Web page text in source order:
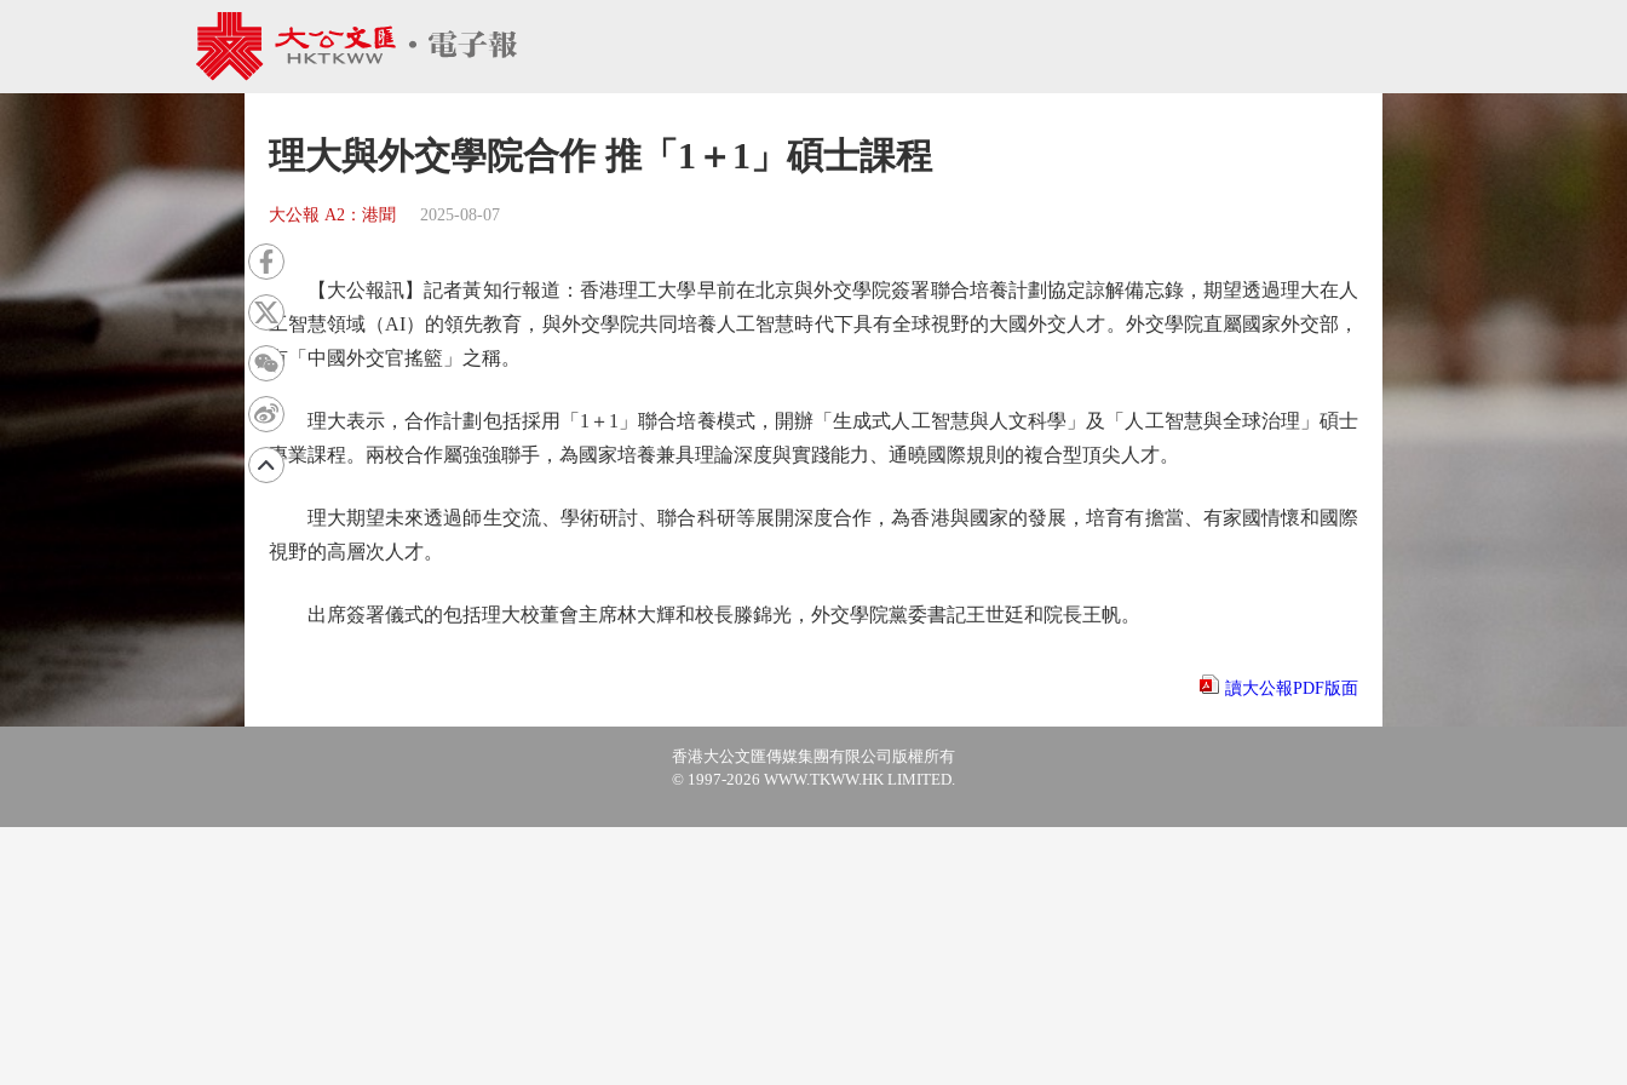
理大與外交學院合作 推「1＋1」碩士課程
大公報 A2：港聞 2025-08-07
【大公報訊】記者黃知行報道：香港理工大學早前在北京與外交學院簽署聯合培養計劃協定諒解備忘錄，期望透過理大在人
工智慧領域（AI）的領先教育，與外交學院共同培養人工智慧時代下具有全球視野的大國外交人才。外交學院直屬國家外交部，
有「中國外交官搖籃」之稱。
理大表示，合作計劃包括採用「1＋1」聯合培養模式，開辦「生成式人工智慧與人文科學」及「人工智慧與全球治理」碩士
專業課程。兩校合作屬強強聯手，為國家培養兼具理論深度與實踐能力、通曉國際規則的複合型頂尖人才。
理大期望未來透過師生交流、學術研討、聯合科研等展開深度合作，為香港與國家的發展，培育有擔當、有家國情懷和國際
視野的高層次人才。
出席簽署儀式的包括理大校董會主席林大輝和校長滕錦光，外交學院黨委書記王世廷和院長王帆。
讀大公報PDF版面
香港大公文匯傳媒集團有限公司版權所有
© 1997-2026 WWW.TKWW.HK LIMITED.